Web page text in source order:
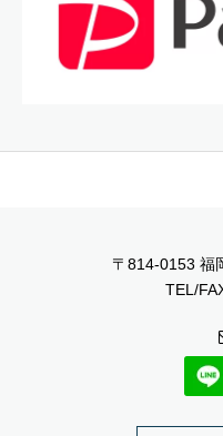
〒814-0153 福
TEL/